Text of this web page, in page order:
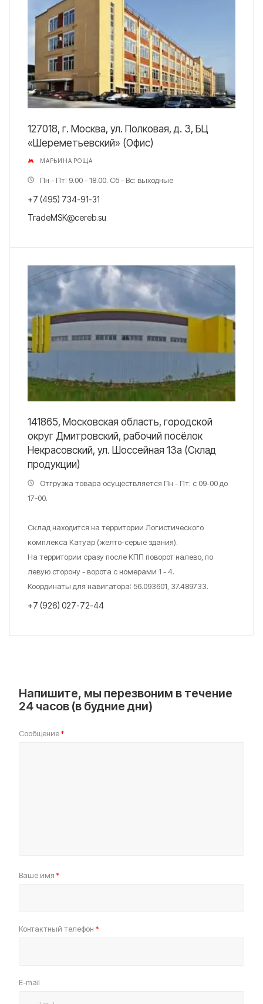
127018, г. Москва, ул. Полковая, д. 3, БЦ
«Шереметьевский» (Офис)
МАРЬИНА РОЩА
Пн - Пт: 9.00 - 18.00. Сб - Вс: выходные
+7 (495) 734-91-31
TradeMSK@cereb.su
141865, Московская область, городской
округ Дмитровский, рабочий посёлок
Некрасовский, ул. Шоссейная 13а (Склад
продукции)
Отгрузка товара осуществляется Пн - Пт: с 09-00 до
17-00.
Склад находится на территории Логистического
комплекса Катуар (желто-серые здания).
На территории сразу после КПП поворот налево, по
левую сторону - ворота с номерами 1 - 4.
Координаты для навигатора: 56.093601, 37.489733.
+7 (926) 027-72-44
Напишите, мы перезвоним в течение
24 часов (в будние дни)
Сообщение *
Ваше имя *
Контактный телефон *
E-mail